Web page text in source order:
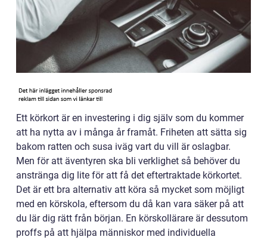
Ett körkort är en investering i dig själv som du kommer
att ha nytta av i många år framåt. Friheten att sätta sig
bakom ratten och susa iväg vart du vill är oslagbar.
Men för att äventyren ska bli verklighet så behöver du
anstränga dig lite för att få det eftertraktade körkortet.
Det är ett bra alternativ att köra så mycket som möjligt
med en körskola, eftersom du då kan vara säker på att
du lär dig rätt från början. En körskollärare är dessutom
proffs på att hjälpa människor med individuella